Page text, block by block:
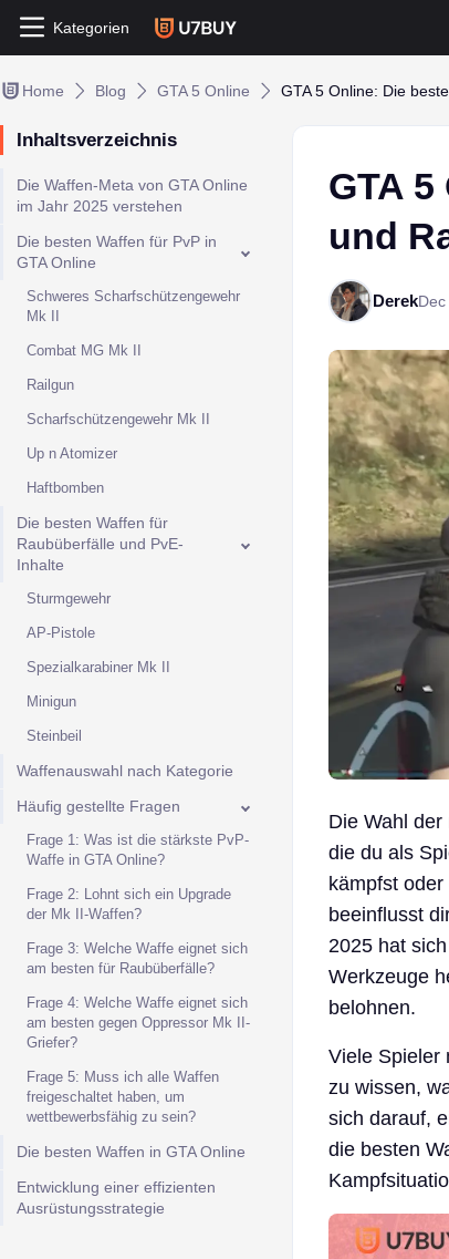
Kategorien
Home Blog GTA 5 Online GTA 5 Online: Die
Inhaltsverzeichnis
Die Waffen-Meta von GTA Online
im Jahr 2025 verstehen
Die besten Waffen für PvP in
GTA Online
Schweres Scharfschützengewehr
Mk II
Combat MG Mk II
Railgun
Scharfschützengewehr Mk II
Up n Atomizer
Haftbomben
Die besten Waffen für
Raubüberfälle und PvE-
Inhalte
Sturmgewehr
AP-Pistole
Spezialkarabiner Mk II
Minigun
Steinbeil
Waffenauswahl nach Kategorie
Häufig gestellte Fragen
Frage 1: Was ist die stärkste PvP-
Waffe in GTA Online?
Frage 2: Lohnt sich ein Upgrade
der Mk II-Waffen?
Frage 3: Welche Waffe eignet sich
am besten für Raubüberfälle?
Frage 4: Welche Waffe eignet sich
am besten gegen Oppressor Mk II-
Griefer?
Frage 5: Muss ich alle Waffen
freigeschaltet haben, um
wettbewerbsfähig zu sein?
Die besten Waffen in GTA Online
Entwicklung einer effizienten
Ausrüstungsstrategie
GTA
und
Derek
Die Wahl der
die du als
kämpfst
beeinflusst
2025 hat
Werkzeuge
belohnen.
Viele Spieler
zu wissen,
sich darauf,
die besten